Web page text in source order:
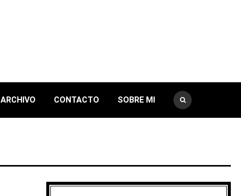
ARCHIVO CONTACTO SOBRE MI